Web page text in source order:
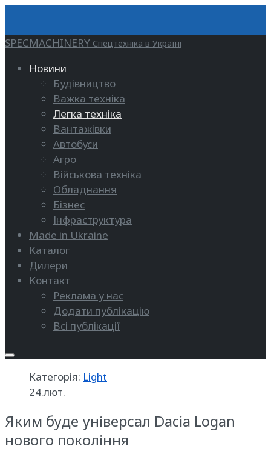
SPECMACHINERY Спецтехніка в Україні
Новини
Будівництво
Важка техніка
Легка техніка
Вантажівки
Автобуси
Агро
Військова техніка
Обладнання
Бізнес
Інфраструктура
Made in Ukraine
Каталог
Дилери
Контакт
Реклама у нас
Додати публікацію
Всі публікації
Категорія: Light
24.лют.
Яким буде універсал Dacia Logan
нового покоління